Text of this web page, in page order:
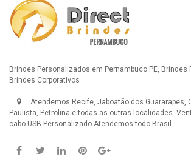
Brindes Personalizados em Pernambuco PE, Brindes
Brindes Corporativos
Atendemos Recife, Jaboatão dos Guararapes,
Paulista, Petrolina e todas as outras localidades.
cabo USB Personalizado Atendemos todo Brasil.